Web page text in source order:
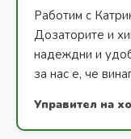
Работим с
Дозаторите и
надеждни и
за нас е, че
Управител на